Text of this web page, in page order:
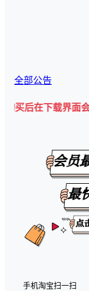
全部公告
下载界面会有微信
手机淘宝扫一扫